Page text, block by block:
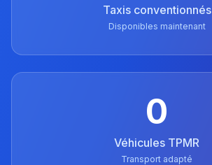
Taxis conventionnés
Disponibles maintenant
0
Véhicules TPMR
Transport adapté